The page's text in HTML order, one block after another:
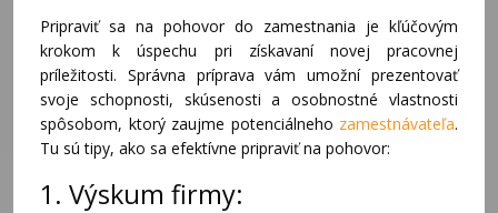
Pripraviť sa na pohovor do zamestnania je kľúčovým
krokom k úspechu pri získavaní novej pracovnej
príležitosti. Správna príprava vám umožní prezentovať
svoje schopnosti, skúsenosti a osobnostné vlastnosti
spôsobom, ktorý zaujme potenciálneho zamestnávateľa.
Tu sú tipy, ako sa efektívne pripraviť na pohovor:
1. Výskum firmy: